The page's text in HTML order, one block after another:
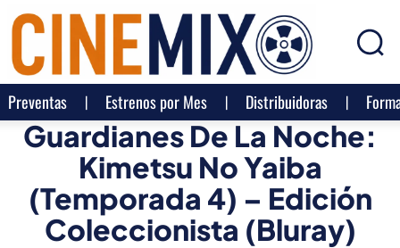
Preventas Estrenos por Mes Distribuidoras
Guardianes De La Noche:
Kimetsu No Yaiba
(Temporada 4) – Edición
Coleccionista (Bluray)